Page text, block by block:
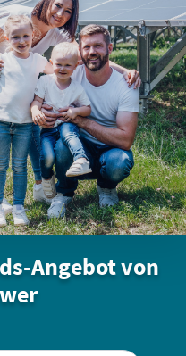
Angebot von